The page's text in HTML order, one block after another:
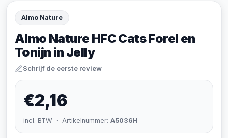
Almo Nature
Almo Nature HFC Cats Forel en
Tonijn in Jelly
Schrijf de eerste review
€2,16
incl. BTW · Artikelnummer: A5036H